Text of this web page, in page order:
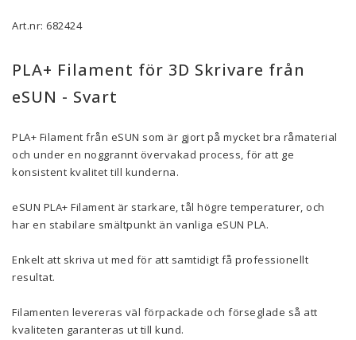
Art.nr: 682424
PLA+ Filament för 3D Skrivare från
eSUN - Svart
PLA+ Filament från eSUN som är gjort på mycket bra råmaterial
och under en noggrannt övervakad process, för att ge
konsistent kvalitet till kunderna.
eSUN PLA+ Filament är starkare, tål högre temperaturer, och
har en stabilare smältpunkt än vanliga eSUN PLA.
Enkelt att skriva ut med för att samtidigt få professionellt
resultat.
Filamenten levereras väl förpackade och förseglade så att
kvaliteten garanteras ut till kund.